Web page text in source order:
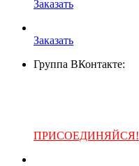
Заказать
Заказать
Группа ВКонтакте:
ПРИСОЕДИНЯЙСЯ!